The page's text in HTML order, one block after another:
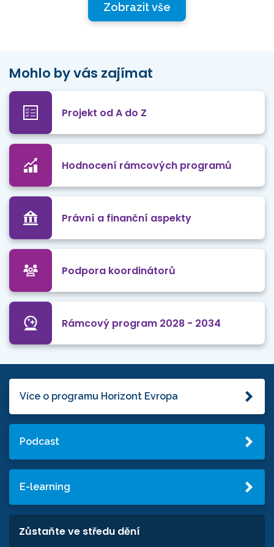
Zobrazit vše
Mohlo by vás zajímat
Projekt od A do Z
Hodnocení rámcových programů
Právní a finanční aspekty
Podpora koordinátorů
Rámcový program 2028 - 2034
Více o programu Horizont Evropa
Podcast
E-learning
Zůstaňte ve středu dění